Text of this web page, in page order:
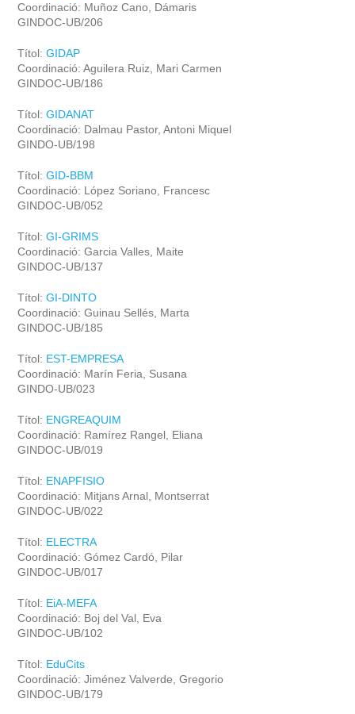
Coordinació: Muñoz Cano, Dámaris
GINDOC-UB/206
Títol: GIDAP
Coordinació: Aguilera Ruiz, Mari Carmen
GINDOC-UB/186
Títol: GIDANAT
Coordinació: Dalmau Pastor, Antoni Miquel
GINDO-UB/198
Títol: GID-BBM
Coordinació: López Soriano, Francesc
GINDOC-UB/052
Títol: GI-GRIMS
Coordinació: Garcia Valles, Maite
GINDOC-UB/137
Títol: GI-DINTO
Coordinació: Guinau Sellés, Marta
GINDOC-UB/185
Títol: EST-EMPRESA
Coordinació: Marín Feria, Susana
GINDO-UB/023
Títol: ENGREAQUIM
Coordinació: Ramírez Rangel, Eliana
GINDOC-UB/019
Títol: ENAPFISIO
Coordinació: Mitjans Arnal, Montserrat
GINDOC-UB/022
Títol: ELECTRA
Coordinació: Gómez Cardó, Pilar
GINDOC-UB/017
Títol: EiA-MEFA
Coordinació: Boj del Val, Eva
GINDOC-UB/102
Títol: EduCits
Coordinació: Jiménez Valverde, Gregorio
GINDOC-UB/179